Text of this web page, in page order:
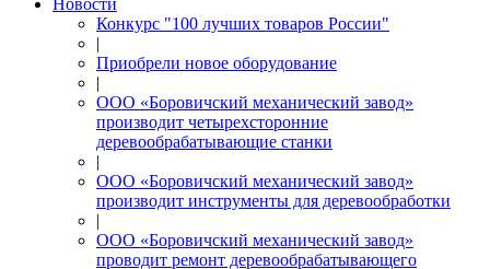
Новости
Конкурс "100 лучших товаров России"
|
Приобрели новое оборудование
|
ООО «Боровичский механический завод»
производит четырехсторонние
деревообрабатывающие станки
|
ООО «Боровичский механический завод»
производит инструменты для деревообработки
|
ООО «Боровичский механический завод»
проводит ремонт деревообрабатывающего